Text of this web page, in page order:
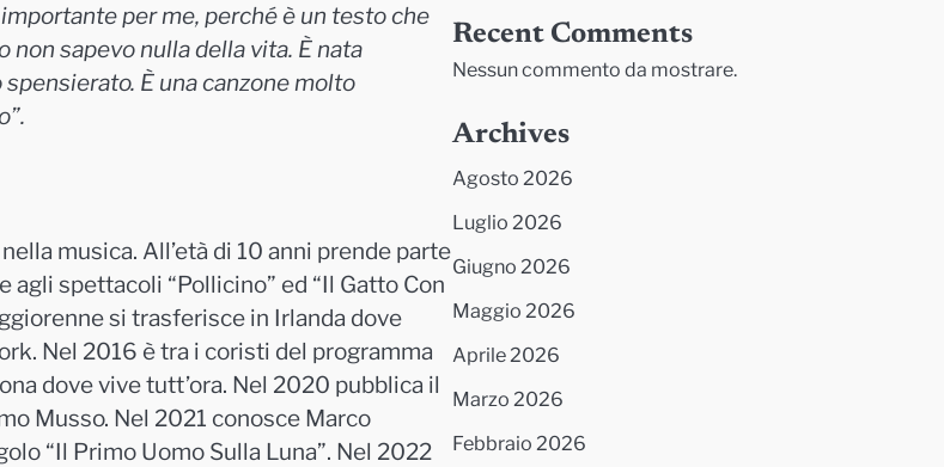
per me, perché è un testo che
non sapevo nulla della vita. È nata
È una canzone molto
musica. All’età di 10 anni prende parte
spettacoli “Pollicino” ed “Il Gatto Con
si trasferisce in Irlanda dove
Nel 2016 è tra i coristi del programma
dove vive tutt’ora. Nel 2020 pubblica il
Musso. Nel 2021 conosce Marco
“Il Primo Uomo Sulla Luna”. Nel 2022
Recent Comments
Nessun commento da mostrare.
Archives
Agosto 2026
Luglio 2026
Giugno 2026
Maggio 2026
Aprile 2026
Marzo 2026
Febbraio 2026